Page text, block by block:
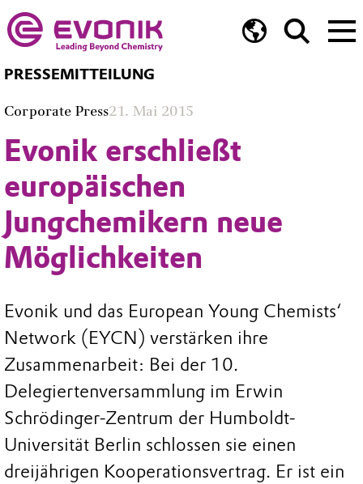
PRESSEMITTEILUNG
Corporate Press21. Mai 2015
Evonik erschließt
europäischen
Jungchemikern neue
Möglichkeiten
Evonik und das European Young Chemists‘
Network (EYCN) verstärken ihre
Zusammenarbeit: Bei der 10.
Delegiertenversammlung im Erwin
Schrödinger-Zentrum der Humboldt-
Universität Berlin schlossen sie einen
dreijährigen Kooperationsvertrag. Er ist ein